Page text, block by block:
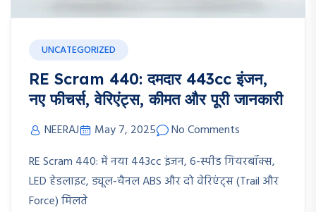
UNCATEGORIZED
RE Scram 440: दमदार 443cc इंजन,
नए फीचर्स, वेरिएंट्स, कीमत और पूरी जानकारी
NEERAJ May 7, 2025
No Comments
RE Scram 440: में नया 443cc इंजन, 6-स्पीड गियरबॉक्स,
LED हेडलाइट, ड्यूल-चैनल ABS और दो वेरिएंट्स (Trail और
Force) मिलते